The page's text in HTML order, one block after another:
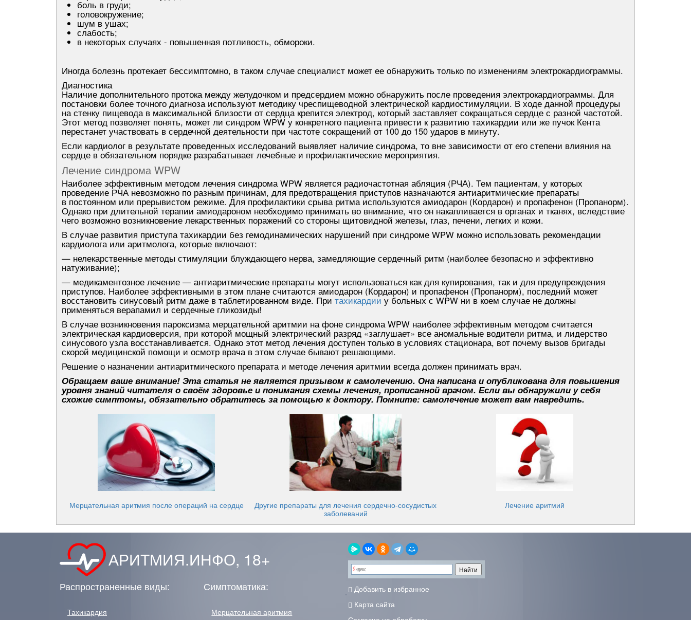
боль в груди;
головокружение;
шум в ушах;
слабость;
в некоторых случаях - повышенная потливость, обмороки.
Иногда болезнь протекает бессимптомно, в таком случае специалист может ее обнаружить только по изменениям электрокардиограммы.
Диагностика
Наличие дополнительного протока между желудочком и предсердием можно обнаружить после проведения электрокардиограммы. Для
постановки более точного диагноза используют методику чреспищеводной электрической кардиостимуляции. В ходе данной процедуры
на стенку пищевода в максимальной близости от сердца крепится электрод, который заставляет сокращаться сердце с разной частотой.
Этот метод позволяет понять, может ли синдром WPW у конкретного пациента привести к развитию тахикардии или же пучок Кента
перестанет участвовать в сердечной деятельности при частоте сокращений от 100 до 150 ударов в минуту.
Если кардиолог в результате проведенных исследований выявляет наличие синдрома, то вне зависимости от его степени влияния на
сердце в обязательном порядке разрабатывает лечебные и профилактические мероприятия.
Лечение синдрома WPW
Наиболее эффективным методом лечения синдрома WPW является радиочастотная абляция (РЧА). Тем пациентам, у которых
проведение РЧА невозможно по разным причинам, для предотвращения приступов назначаются антиаритмические препараты
в постоянном или прерывистом режиме. Для профилактики срыва ритма используются амиодарон (Кордарон) и пропафенон (Пропанорм).
Однако при длительной терапии амиодароном необходимо принимать во внимание, что он накапливается в органах и тканях, вследствие
чего возможно возникновение лекарственных поражений со стороны щитовидной железы, глаз, печени, легких и кожи.
В случае развития приступа тахикардии без гемодинамических нарушений при синдроме WPW можно использовать рекомендации
кардиолога или аритмолога, которые включают:
— нелекарственные методы стимуляции блуждающего нерва, замедляющие сердечный ритм (наиболее безопасно и эффективно
натуживание);
— медикаментозное лечение — антиаритмические препараты могут использоваться как для купирования, так и для предупреждения
приступов. Наиболее эффективными в этом плане считаются амиодарон (Кордарон) и пропафенон (Пропанорм), последний может
восстановить синусовый ритм даже в таблетированном виде. При тахикардииу больных с WPW ни в коем случае не должны
применяться верапамил и сердечные гликозиды!
В случае возникновения пароксизма мерцательной аритмии на фоне синдрома WPW наиболее эффективным методом считается
электрическая кардиоверсия, при которой мощный электрический разряд «заглушает» все аномальные водители ритма, и лидерство
синусового узла восстанавливается. Однако этот метод лечения доступен только в условиях стационара, вот почему вызов бригады
скорой медицинской помощи и осмотр врача в этом случае бывают решающими.
Решение о назначении антиаритмического препарата и методе лечения аритмии всегда должен принимать врач.
Обращаем ваше внимание! Эта статья не является призывом к самолечению. Она написана и опубликована для повышения
уровня знаний читателя о своём здоровье и понимания схемы лечения, прописанной врачом. Если вы обнаружили у себя
схожие симптомы, обязательно обратитесь за помощью к доктору. Помните: самолечение может вам навредить.
Мерцательная аритмия после операций на сердце
Другие препараты для лечения сердечно-сосудистых
заболеваний
Лечение аритмий
Добавить в избранное
Карта сайта
АРИТМИЯ.ИНФО, 18+
Распространенные виды:
Тахикардия
Симптоматика:
Мерцательная аритмия